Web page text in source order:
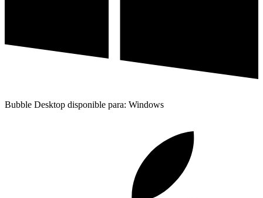
Bubble Desktop disponible para: Windows